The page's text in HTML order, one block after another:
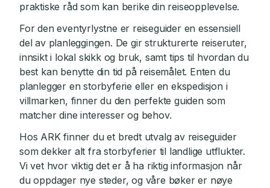
praktiske råd som kan berike din reiseopplevelse.
For den eventyrlystne er reiseguider en essensiell
del av planleggingen. De gir strukturerte reiseruter,
innsikt i lokal skikk og bruk, samt tips til hvordan du
best kan benytte din tid på reisemålet. Enten du
planlegger en storbyferie eller en ekspedisjon i
villmarken, finner du den perfekte guiden som
matcher dine interesser og behov.
Hos ARK finner du et bredt utvalg av reiseguider
som dekker alt fra storbyferier til landlige utflukter.
Vi vet hvor viktig det er å ha riktig informasjon når
du oppdager nye steder, og våre bøker er nøye